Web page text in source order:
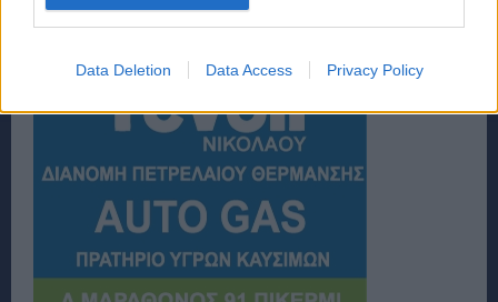
Data Deletion Data Access Privacy Policy